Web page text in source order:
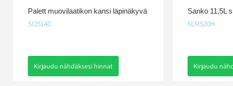
Palett muovilaatikon kansi läpinäkyvä
SI25140
Kirjaudu nähdäksesi hinnat
Sanko 11,5L
6LM520H
Kirjaudu